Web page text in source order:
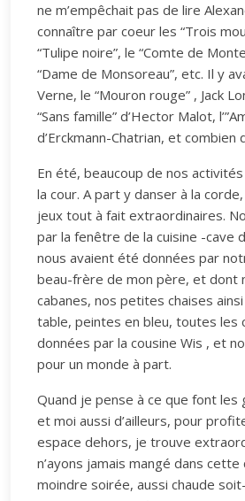
ne m’empêchait pas de lire
connaître par coeur les “Trois
“Tulipe noire”, le “Comte de
“Dame de Monsoreau”, etc. Il y
Verne, le “Mouron rouge” , Jack
“Sans famille” d’Hector Malot,
d’Erckmann-Chatrian, et combien
En été, beaucoup de nos
la cour. A part y danser à la
jeux tout à fait extraordinaires.
par la fenêtre de la cuisine -cave
nous avaient été données par
beau-frère de mon père, et dont
cabanes, nos petites chaises
table, peintes en bleu, toutes les
données par la cousine Wis , et
pour un monde à part.
Quand je pense à ce que font les
et moi aussi d’ailleurs, pour
espace dehors, je trouve
n’ayons jamais mangé dans cette
moindre soirée, aussi chaude